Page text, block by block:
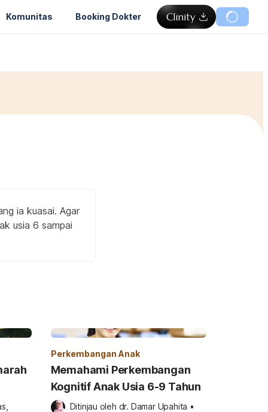
Komunitas Booking Dokter
ia kuasai. Agar
usia 6 sampai
Perkembangan Anak
Memahami Perkembangan
Kognitif Anak Usia 6-9 Tahun
Ditinjau oleh dr. Damar Upahita •